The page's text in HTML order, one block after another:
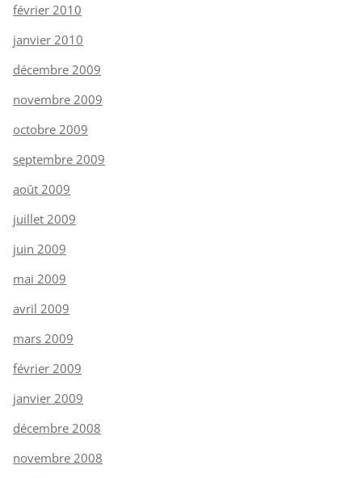
février 2010
janvier 2010
décembre 2009
novembre 2009
octobre 2009
septembre 2009
août 2009
juillet 2009
juin 2009
mai 2009
avril 2009
mars 2009
février 2009
janvier 2009
décembre 2008
novembre 2008